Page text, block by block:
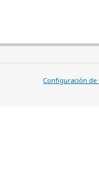
Configuración de